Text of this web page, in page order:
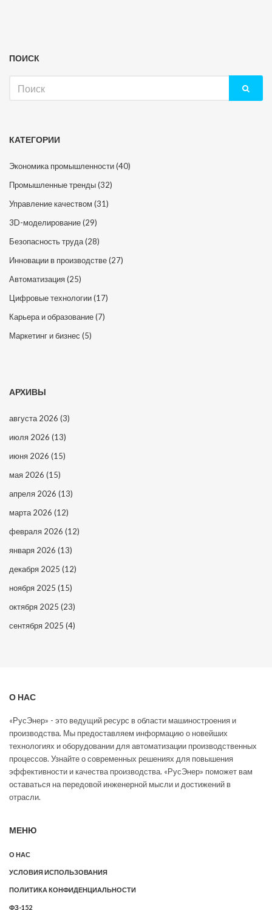
ПОИСК
КАТЕГОРИИ
Экономика промышленности(40)
Промышленные тренды(32)
Управление качеством (31)
3D-моделирование(29)
Безопасность труда(28)
Инновации в производстве(27)
Автоматизация(25)
Цифровые технологии(17)
Карьера и образование(7)
Маркетинг и бизнес (5)
АРХИВЫ
августа 2026 (3)
июля 2026 (13)
июня 2026 (15)
мая 2026 (15)
апреля 2026 (13)
марта 2026 (12)
февраля 2026 (12)
января 2026 (13)
декабря 2025 (12)
ноября 2025 (15)
октября 2025 (23)
сентября 2025 (4)
О НАС
«РусЭнер» - это ведущий ресурс в области машиностроения и
производства. Мы предоставляем информацию о новейших
технологиях и оборудовании для автоматизации производственных
процессов. Узнайте о современных решениях для повышения
эффективности и качества производства. «РусЭнер» поможет вам
оставаться на передовой инженерной мысли и достижений в
отрасли.
МЕНЮ
О НАС
УСЛОВИЯ ИСПОЛЬЗОВАНИЯ
ПОЛИТИКА КОНФИДЕНЦИАЛЬНОСТИ
ФЗ-152